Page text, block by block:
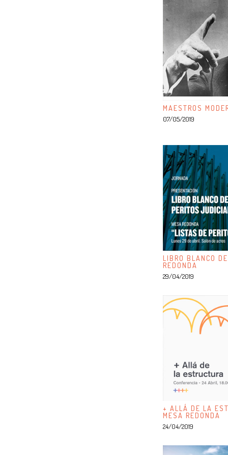
MAESTROS
07/05/2019
LIBRO BLANCO
REDONDA
29/04/2019
+ ALLÁ DE LA
MESA REDONDA
24/04/2019